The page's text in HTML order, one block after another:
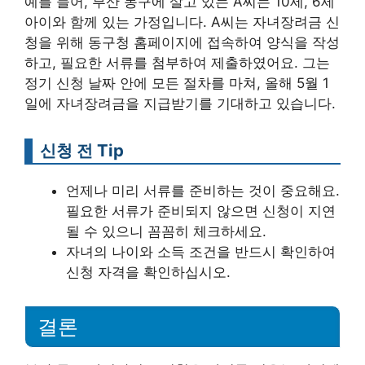
아이와 함께 있는 가정입니다. A씨는 자녀장려금 신
청을 위해 동구청 홈페이지에 접속하여 양식을 작성
하고, 필요한 서류를 첨부하여 제출하였어요. 그는
정기 신청 날짜 안에 모든 절차를 마쳐, 올해 5월 1
일에 자녀장려금을 지급받기를 기대하고 있습니다.
신청 전 Tip
언제나 미리 서류를 준비하는 것이 중요해요.
필요한 서류가 준비되지 않으면 신청이 지연
될 수 있으니 꼼꼼히 체크하세요.
자녀의 나이와 소득 조건을 반드시 확인하여
신청 자격을 확인하십시오.
결론